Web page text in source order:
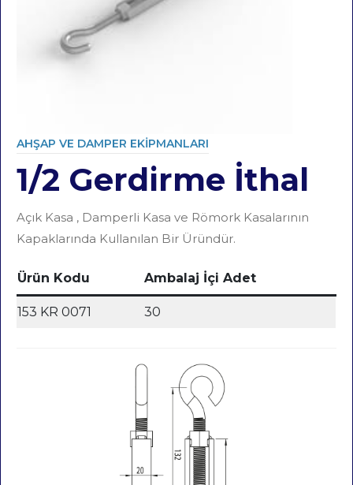
AHŞAP VE DAMPER EKIPMANLARI
Category
1/2 Gerdirme İthal
Açık Kasa , Damperli Kasa ve Römork Kasalarının
Kapaklarında Kullanılan Bir Üründür.
Ürün Kodu Ambalaj İçi Adet
153 KR 0071 30